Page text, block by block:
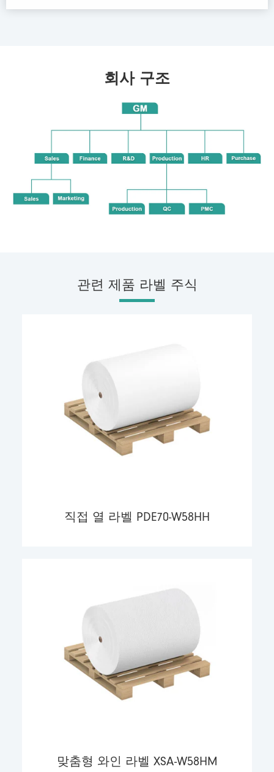
회사 구조
관련 제품 라벨 주식
직접 열 라벨 PDE70-W58HH
맞춤형 와인 라벨 XSA-W58HM